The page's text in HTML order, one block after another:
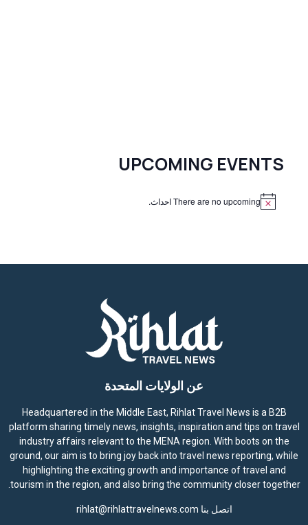
UPCOMING EVENTS
There are no upcoming احداث.
عن الولايات المتحدة
Headquartered in the Middle East, Rihlat Travel News is a B2B
platform sharing timely news, insights, inspiration and tips on travel
industry affairs relevant to the MENA region. With boots on the
ground, our aim is to bring joy back into travel news reporting, while
highlighting the exciting growth and importance of travel and
tourism in the region, and also bring the community closer together.
اتصل بنا rihlat@rihlattravelnews.com